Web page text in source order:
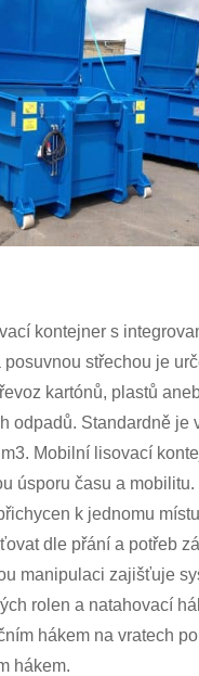
kontejner s
posuvnou střechou je
kartónů, plastů
odpadů. Standardně je
Mobilní lisovací
úsporu času a mobilitu.
k jednomu
dle přání a potřeb
manipulaci zajišťuje
rolen a natahovací
hákem na vratech
hákem.